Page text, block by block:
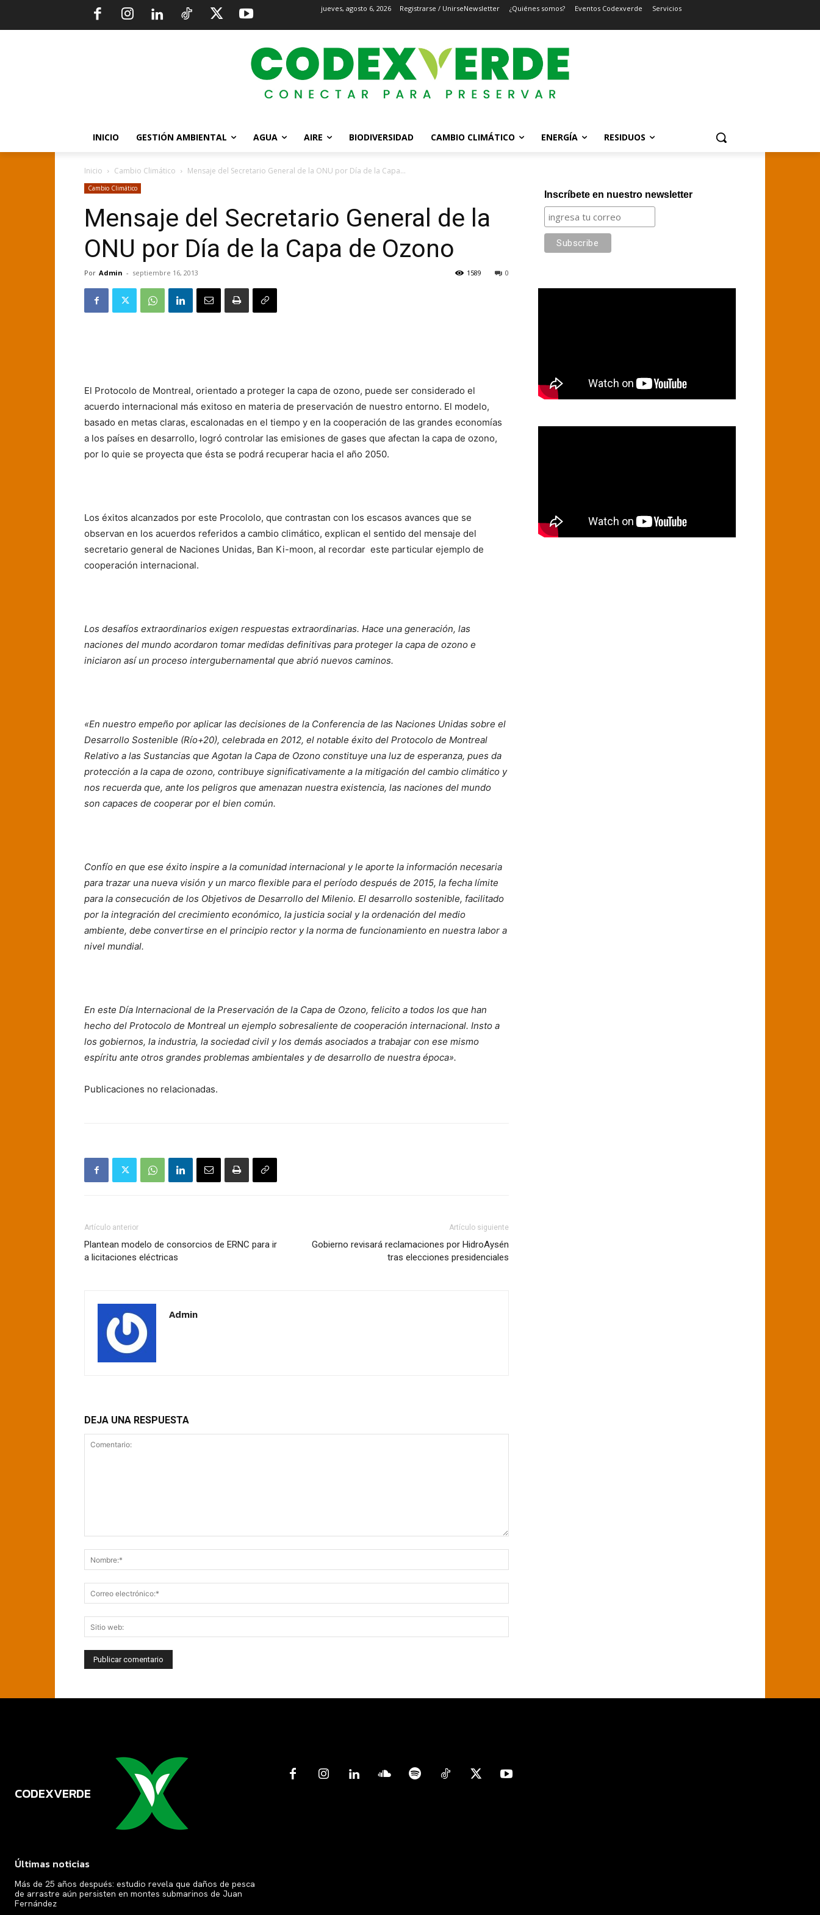
jueves, agosto 6, 2026 Registrarse / UnirseNewsletter ¿Quiénes somos? Eventos Codexverde Servicios
INICIO GESTIÓN AMBIENTAL AGUA AIRE BIODIVERSIDAD CAMBIO CLIMÁTICO ENERGÍA RESIDUOS
Inicio Cambio Climático Mensaje del Secretario General de la ONU por Día de la Capa...
Cambio Climático
Mensaje del Secretario General de la
ONU por Día de la Capa de Ozono
Por Admin - septiembre 16, 2013 0
1589
El Protocolo de Montreal, orientado a proteger la capa de ozono, puede ser considerado el
acuerdo internacional más exitoso en materia de preservación de nuestro entorno. El modelo,
basado en metas claras, escalonadas en el tiempo y en la cooperación de las grandes economías
a los países en desarrollo, logró controlar las emisiones de gases que afectan la capa de ozono,
por lo quie se proyecta que ésta se podrá recuperar hacia el año 2050.
Los éxitos alcanzados por este Procololo, que contrastan con los escasos avances que se
observan en los acuerdos referidos a cambio climático, explican el sentido del mensaje del
secretario general de Naciones Unidas, Ban Ki-moon, al recordar este particular ejemplo de
cooperación internacional.
Los desafíos extraordinarios exigen respuestas extraordinarias. Hace una generación, las
naciones del mundo acordaron tomar medidas definitivas para proteger la capa de ozono e
iniciaron así un proceso intergubernamental que abrió nuevos caminos.
«En nuestro empeño por aplicar las decisiones de la Conferencia de las Naciones Unidas sobre el
Desarrollo Sostenible (Río+20), celebrada en 2012, el notable éxito del Protocolo de Montreal
Relativo a las Sustancias que Agotan la Capa de Ozono constituye una luz de esperanza, pues da
protección a la capa de ozono, contribuye significativamente a la mitigación del cambio climático y
nos recuerda que, ante los peligros que amenazan nuestra existencia, las naciones del mundo
son capaces de cooperar por el bien común.
Confío en que ese éxito inspire a la comunidad internacional y le aporte la información necesaria
para trazar una nueva visión y un marco flexible para el período después de 2015, la fecha límite
para la consecución de los Objetivos de Desarrollo del Milenio. El desarrollo sostenible, facilitado
por la integración del crecimiento económico, la justicia social y la ordenación del medio
ambiente, debe convertirse en el principio rector y la norma de funcionamiento en nuestra labor a
nivel mundial.
En este Día Internacional de la Preservación de la Capa de Ozono, felicito a todos los que han
hecho del Protocolo de Montreal un ejemplo sobresaliente de cooperación internacional. Insto a
los gobiernos, la industria, la sociedad civil y los demás asociados a trabajar con ese mismo
espíritu ante otros grandes problemas ambientales y de desarrollo de nuestra época».
Publicaciones no relacionadas.
Artículo anterior
Plantean modelo de consorcios de ERNC para ir
a licitaciones eléctricas
Artículo siguiente
Gobierno revisará reclamaciones por HidroAysén
tras elecciones presidenciales
Admin
DEJA UNA RESPUESTA
Inscríbete en nuestro newsletter
CODEXVERDE
Últimas noticias
Más de 25 años después: estudio revela que daños de pesca
de arrastre aún persisten en montes submarinos de Juan
Fernández